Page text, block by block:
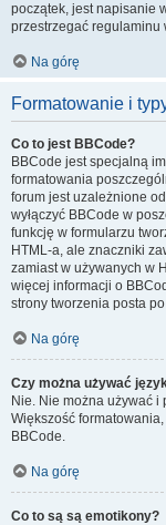
początek, jest napisanie
przestrzegać regulaminu
Na górę
Formatowanie i
Co to jest BBCode?
BBCode jest specjalną
formatowania
forum jest uzależnione
wyłączyć BBCode w
funkcję w formularzu
HTML-a, ale znaczniki
zamiast w używanych w
więcej informacji o
strony tworzenia posta
Na górę
Czy można używać
Nie. Nie można używać i
Większość
BBCode.
Na górę
Co to są są emotikony?